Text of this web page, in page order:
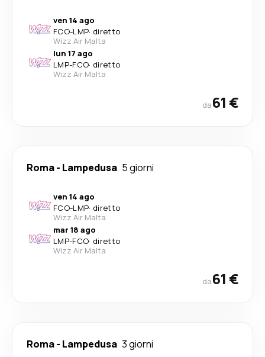
ven 14 ago
FCO-LMP· diretto
Wizz Air Malta
lun 17 ago
LMP-FCO· diretto
Wizz Air Malta
da61 €
Roma- Lampedusa 5 giorni
ven 14 ago
FCO-LMP· diretto
Wizz Air Malta
mar 18 ago
LMP-FCO· diretto
Wizz Air Malta
da61 €
Roma- Lampedusa 3 giorni